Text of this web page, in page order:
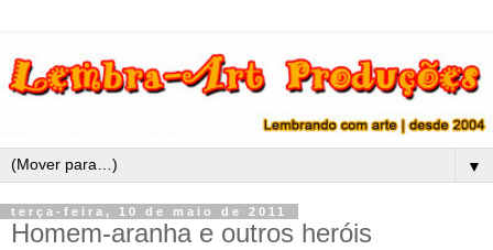
▼
terça-feira, 10 de maio de 2011
Homem-aranha e outros heróis